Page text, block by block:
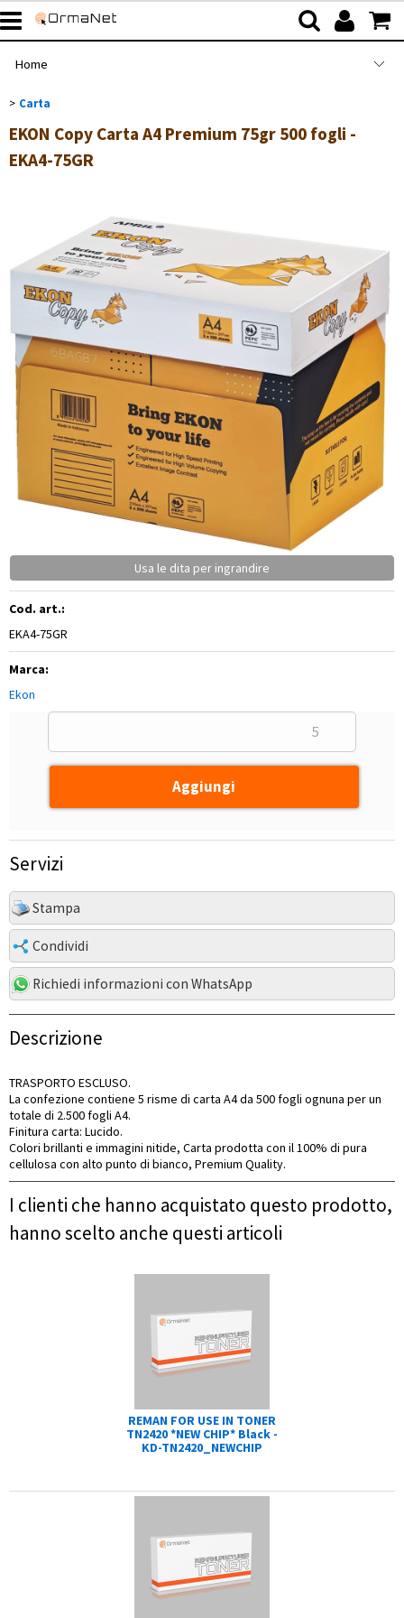
Categoria:
Confezione
Home
Shop
Azienda
Contatti
Carta
EKON Copy Carta A4 Premium 75gr 500 fogli -
EKA4-75GR
Usa le dita per ingrandire
Cod. art.:
EKA4-75GR
Marca:
Ekon
Servizi
Stampa
Condividi
Richiedi informazioni con WhatsApp
Descrizione
TRASPORTO ESCLUSO.
La confezione contiene 5 risme di carta A4 da 500 fogli ognuna per un
totale di 2.500 fogli A4.
Finitura carta: Lucido.
Colori brillanti e immagini nitide, Carta prodotta con il 100% di pura
cellulosa con alto punto di bianco, Premium Quality.
I clienti che hanno acquistato questo prodotto,
hanno scelto anche questi articoli
REMAN FOR USE IN TONER
TN2420 *NEW CHIP* Black -
KD-TN2420_NEWCHIP